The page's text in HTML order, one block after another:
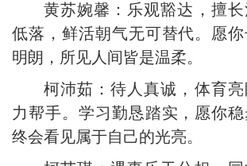
黄苏婉馨：乐观豁达，擅
低落，鲜活朝气无可替代。愿
明朗，所见人间皆是温柔。
柯沛茹：待人真诚，体育
力帮手。学习勤恳踏实，愿你
终会看见属于自己的光亮。